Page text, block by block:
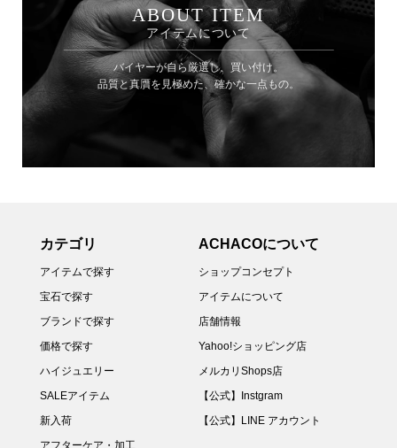
ABOUT ITEM
アイテムについて
バイヤーが自ら厳選し、買い付け。
品質と真贋を見極めた、確かな一点もの。
カテゴリ
アイテムで探す
宝石で探す
ブランドで探す
価格で探す
ハイジュエリー
SALEアイテム
新入荷
アフターケア・加工
ACHACOについて
ショップコンセプト
アイテムについて
店舗情報
Yahoo!ショッピング店
メルカリShops店
【公式】Instgram
【公式】LINE アカウント